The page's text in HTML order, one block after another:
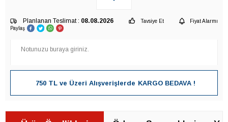
Planlanan Teslimat : 08.08.2026 Tavsiye Et
Fiyat Alarmı
Paylaş
750 TL ve Üzeri Alışverişlerde KARGO BEDAVA !